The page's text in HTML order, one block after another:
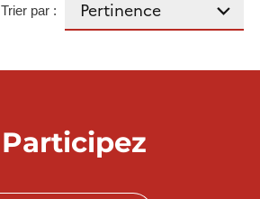
Trier par :
Participez